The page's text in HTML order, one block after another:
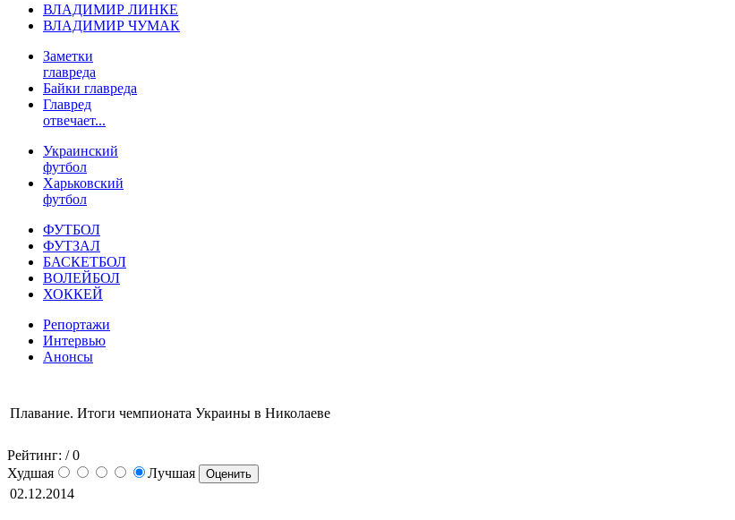
ВЛАДИМИР ЛИНКЕ
ВЛАДИМИР ЧУМАК
Заметки
главреда
Байки главреда
Главред
отвечает...
Украинский
футбол
Харьковский
футбол
ФУТБОЛ
ФУТЗАЛ
БАСКЕТБОЛ
ВОЛЕЙБОЛ
ХОККЕЙ
Репортажи
Интервью
Анонсы
Плавание. Итоги чемпионата Украины в Николаеве
Рейтинг: / 0
Худшая
Лучшая
02.12.2014